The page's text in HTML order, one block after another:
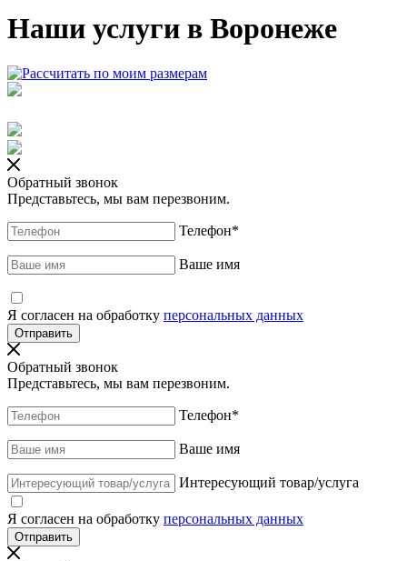
Наши услуги в Воронеже
Обратный звонок
Представьтесь, мы вам перезвоним.
Телефон*
Ваше имя
Я согласен на обработку персональных данных
Обратный звонок
Представьтесь, мы вам перезвоним.
Телефон*
Ваше имя
Интересующий товар/услуга
Я согласен на обработку персональных данных